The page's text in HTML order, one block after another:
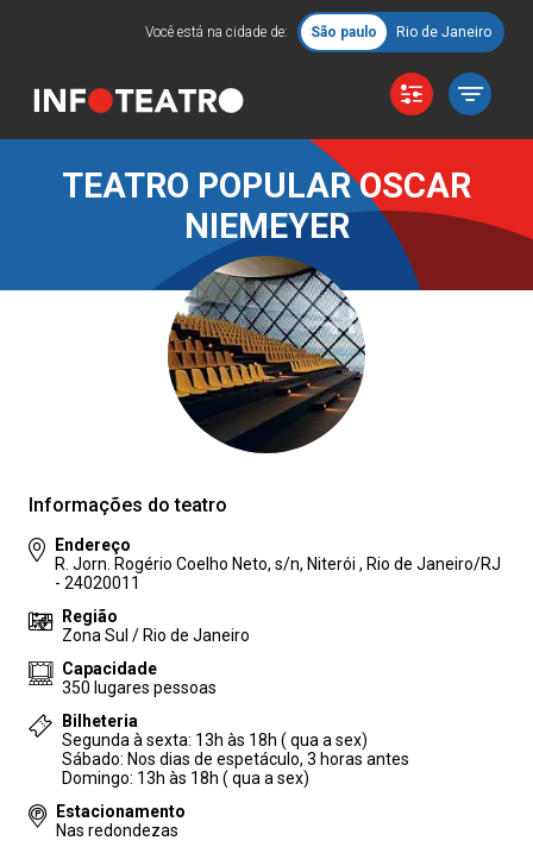
Você está na cidade de: São paulo Rio de Janeiro
TEATRO POPULAR OSCAR
NIEMEYER
Informações do teatro
Endereço
R. Jorn. Rogério Coelho Neto, s/n, Niterói , Rio de Janeiro/RJ
- 24020011
Região
Zona Sul / Rio de Janeiro
Capacidade
350 lugares pessoas
Bilheteria
Segunda à sexta: 13h às 18h ( qua a sex)
Sábado: Nos dias de espetáculo, 3 horas antes
Domingo: 13h às 18h ( qua a sex)
Estacionamento
Nas redondezas